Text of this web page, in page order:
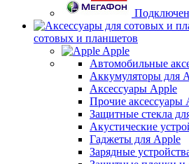
сотовых и планшетов
Apple
Автомобильные
Аккумуляторы для
Аксессуары Apple
Прочие аксессуары
Защитные стекла
Акустические
Гаджеты для Apple
Зарядные